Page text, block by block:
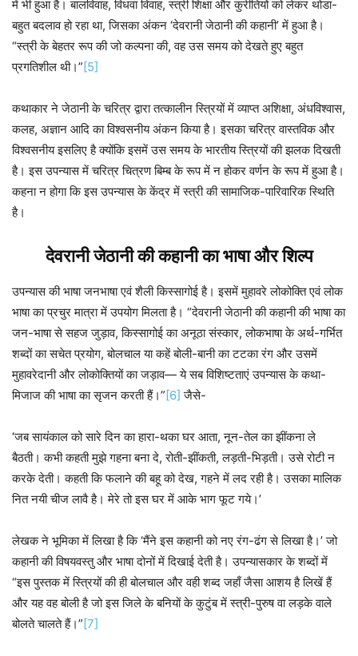
में भी हुआ है। बालविवाह, विधवा विवाह, स्त्री शिक्षा और कुरीतियों को लेकर थोडा-
बहुत बदलाव हो रहा था, जिसका अंकन ‘देवरानी जेठानी की कहानी’ में हुआ है।
“स्त्री के बेहतर रूप की जो कल्पना की, वह उस समय को देखते हुए बहुत
प्रगतिशील थी।”[5]
कथाकार ने जेठानी के चरित्र द्वारा तत्कालीन स्त्रियों में व्याप्त अशिक्षा, अंधविश्वास,
कलह, अज्ञान आदि का विश्वसनीय अंकन किया है। इसका चरित्र वास्तविक और
विश्वसनीय इसलिए है क्योंकि इसमें उस समय के भारतीय स्त्रियों की झलक दिखती
है। इस उपन्यास में चरित्र चित्रण बिम्ब के रूप में न होकर वर्णन के रूप में हुआ है।
कहना न होगा कि इस उपन्यास के केंद्र में स्त्री की सामाजिक-पारिवारिक स्थिति
है।
देवरानी जेठानी की कहानी का भाषा और शिल्प
उपन्यास की भाषा जनभाषा एवं शैली किस्सागोई है। इसमें मुहावरे लोकोक्ति एवं लोक
भाषा का प्रचुर मात्रा में उपयोग मिलता है। “देवरानी जेठानी की कहानी की भाषा का
जन-भाषा से सहज जुड़ाव, किस्सागोई का अनूठा संस्कार, लोकभाषा के अर्थ-गर्भित
शब्दों का सचेत प्रयोग, बोलचाल या कहें बोली-बानी का टटका रंग और उसमें
मुहावरेदानी और लोकोक्तियों का जड़ाव— ये सब विशिष्टताएं उपन्यास के कथा-
मिजाज की भाषा का सृजन करती हैं।”[6] जैसे-
‘जब सायंकाल को सारे दिन का हारा-थका घर आता, नून-तेल का झींकना ले
बैठती। कभी कहती मुझे गहना बना दे, रोती-झींकती, लड़ती-भिड़ती। उसे रोटी न
करके देती। कहती कि फलाने की बहू को देख, गहने में लद रही है। उसका मालिक
नित नयी चीज लावै है। मेरे तो इस घर में आके भाग फूट गये।’
लेखक ने भूमिका में लिखा है कि ‘मैंने इस कहानी को नए रंग-ढंग से लिखा है।’ जो
कहानी की विषयवस्तु और भाषा दोनों में दिखाई देती है। उपन्यासकार के शब्दों में
“इस पुस्तक में स्त्रियों की ही बोलचाल और वही शब्द जहाँ जैसा आशय है लिखें हैं
और यह वह बोली है जो इस जिले के बनियों के कुटुंब में स्त्री-पुरुष वा लड़के वाले
बोलते चालते हैं।”[7]